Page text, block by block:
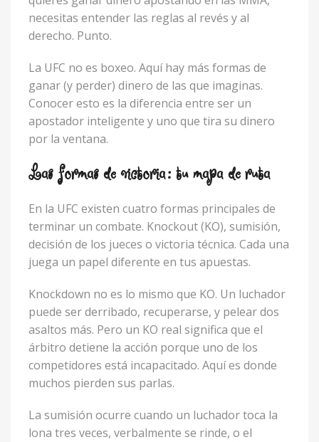
necesitas entender las reglas al revés y al
derecho. Punto.
La UFC no es boxeo. Aquí hay más formas de
ganar (y perder) dinero de las que imaginas.
Conocer esto es la diferencia entre ser un
apostador inteligente y uno que tira su dinero
por la ventana.
Las formas de victoria: tu mapa de ruta
En la UFC existen cuatro formas principales de
terminar un combate. Knockout (KO), sumisión,
decisión de los jueces o victoria técnica. Cada una
juega un papel diferente en tus apuestas.
Knockdown no es lo mismo que KO. Un luchador
puede ser derribado, recuperarse, y pelear dos
asaltos más. Pero un KO real significa que el
árbitro detiene la acción porque uno de los
competidores está incapacitado. Aquí es donde
muchos pierden sus parlas.
La sumisión ocurre cuando un luchador toca la
lona tres veces, verbalmente se rinde, o el